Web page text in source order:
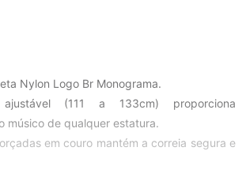
Nylon Logo Br Monograma.
(111 a 133cm) proporciona
músico de qualquer estatura.
em couro mantém a correia segura e